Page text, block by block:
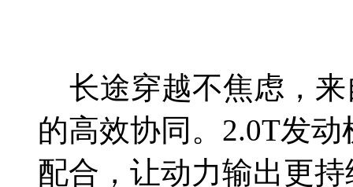
长途穿越不焦虑，来
的高效协同。2.0T发
配合，让动力输出更